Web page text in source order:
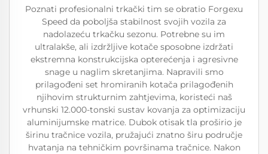
Poznati profesionalni trkački tim se obratio Forgexu
Speed da poboljša stabilnost svojih vozila za
nadolazeću trkačku sezonu. Potrebne su im
ultralakše, ali izdržljive kotače sposobne izdržati
ekstremna konstrukcijska opterećenja i agresivne
snage u naglim skretanjima. Napravili smo
prilagođeni set hromiranih kotača prilagođenih
njihovim strukturnim zahtjevima, koristeći naš
vrhunski 12.000-tonski sustav kovanja za optimizaciju
aluminijumske matrice. Dubok otisak tla proširio je
širinu tračnice vozila, pružajući znatno širu područje
hvatanja na tehničkim površinama tračnice. Nakon